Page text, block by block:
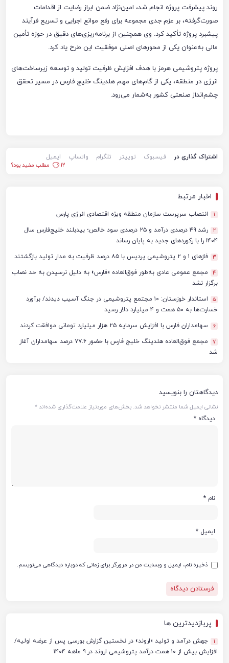
روند پیشرفت پروژه انجام شد، امین‌نژاد ضمن ابراز رضایت از اقدامات
صورت‌گرفته، بر عزم جدی مجموعه برای رفع موانع اجرایی و تسریع فرآیند
پیشبرد پروژه تأکید کرد. وی همچنین از برنامه‌ریزی‌های دقیق در حوزه تأمین
مالی به‌عنوان یکی از محورهای اصلی موفقیت این طرح یاد کرد.
پروژه پتروشیمی هرمز با هدف افزایش ظرفیت تولید و توسعه زیرساخت‌های
انرژی در منطقه، یکی از گام‌های مهم هلدینگ خلیج فارس در مسیر تحقق
چشم‌انداز صنعتی کشور به‌شمار می‌رود.
اشتراک گذاری در فیسبوک توییتر تلگرام واتساپ
ایمیل
12
مطلب مفید بود؟
اخبار مرتبط
1 انتصاب سرپرست سازمان منطقه ویژه اقتصادی انرژی پارس
2
رشد ۴۹ درصدی درآمد و ۲۵ درصدی سود خالص؛ بیدبلند خلیج‌فارس سال
۱۴۰۴ را با رکوردهای جدید به پایان رساند
3 فازهای ۱ و ۲ پتروشیمی پردیس با ۸۵ درصد ظرفیت به مدار تولید بازگشتند
4
مجمع عمومی عادی به‌طور فوق‌العاده «فارس» به دلیل نرسیدن به حد نصاب
برگزار نشد
5
استاندار خوزستان: ۱۰ مجتمع پتروشیمی در جنگ آسیب دیدند/ برآورد
خسارت‌ها به ۵۰ همت و ۴ میلیارد دلار رسید
6 سهامداران فارس با افزایش سرمایه ۲۵ هزار میلیارد تومانی موافقت کردند
7
مجمع فوق‌العاده هلدینگ خلیج فارس با حضور ۷۷.۶ درصد سهامداران آغاز
شد
دیدگاهتان را بنویسید
نشانی ایمیل شما منتشر نخواهد شد. بخش‌های موردنیاز علامت‌گذاری شده‌اند*
دیدگاه *
نام *
ایمیل *
ذخیره نام، ایمیل و وبسایت من در مرورگر برای زمانی که دوباره دیدگاهی می‌نویسم.
پربازدیدترین ها
1
جهش درآمد و تولید «اروند» در نخستین گزارش بورسی پس از عرضه اولیه/
افزایش بیش از ۱۰ همت درآمد پتروشیمی اروند در ۹ ماهه ۱۴۰۴